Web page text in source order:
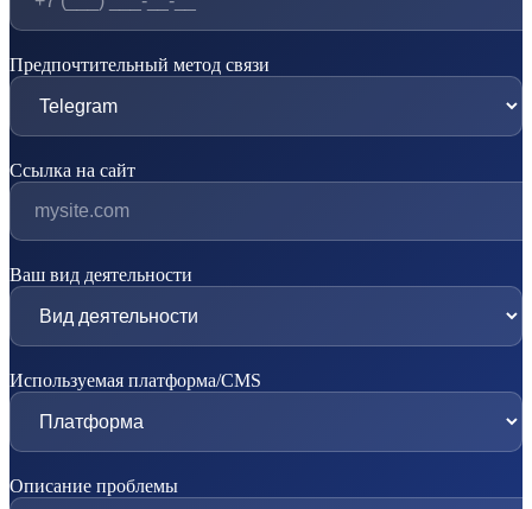
Предпочтительный метод связи
Ссылка на сайт
Ваш вид деятельности
Используемая платформа/CMS
Описание проблемы